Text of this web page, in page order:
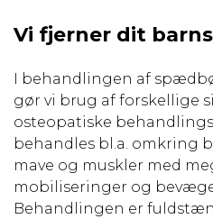
Vi fjerner dit
I behandlingen af
gør vi brug af forskellige
osteopatiske
behandles bl.a. omkring
mave og muskler med
mobiliseringer og
Behandlingen er